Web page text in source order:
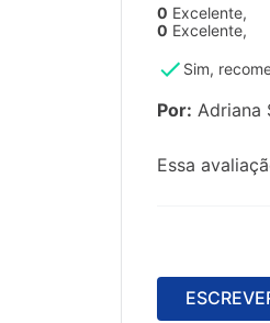
0 Excelente,
0 Excelente,
Sim,
Por: Adriana
Essa